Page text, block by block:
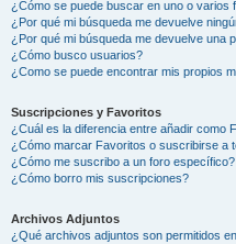
¿Cómo se puede buscar en uno o varios
¿Por qué mi búsqueda me devuelve
¿Por qué mi búsqueda me devuelve una
¿Cómo busco usuarios?
¿Como se puede encontrar mis propios
Suscripciones y Favoritos
¿Cuál es la diferencia entre añadir como
¿Cómo marcar Favoritos o suscribirse a
¿Cómo me suscribo a un foro específico?
¿Cómo borro mis suscripciones?
Archivos Adjuntos
¿Qué archivos adjuntos son permitidos